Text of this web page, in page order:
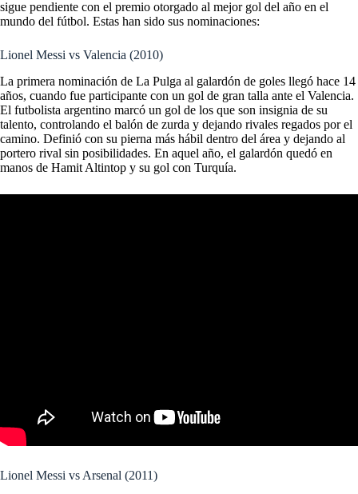
sigue pendiente con el premio otorgado al mejor gol del año en el
mundo del fútbol. Estas han sido sus nominaciones:
Lionel Messi vs Valencia (2010)
La primera nominación de La Pulga al galardón de goles llegó hace 14
años, cuando fue participante con un gol de gran talla ante el Valencia.
El futbolista argentino marcó un gol de los que son insignia de su
talento, controlando el balón de zurda y dejando rivales regados por el
camino. Definió con su pierna más hábil dentro del área y dejando al
portero rival sin posibilidades. En aquel año, el galardón quedó en
manos de Hamit Altintop y su gol con Turquía.
Lionel Messi vs Arsenal (2011)